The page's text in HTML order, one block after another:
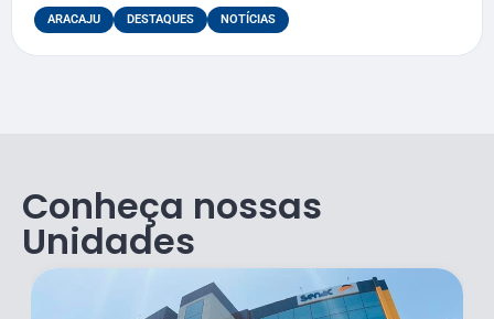
ARACAJU DESTAQUES NOTÍCIAS
Conheça nossas
Unidades